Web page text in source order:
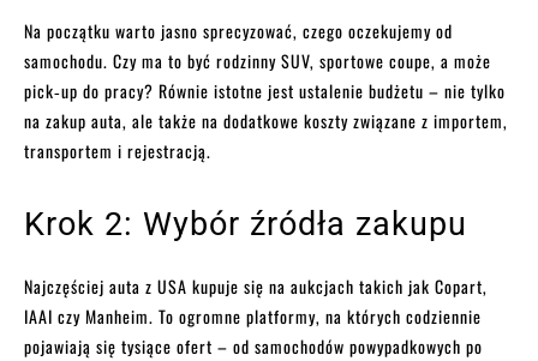
Na początku warto jasno sprecyzować, czego oczekujemy od
samochodu. Czy ma to być rodzinny SUV, sportowe coupe, a może
pick‑up do pracy? Równie istotne jest ustalenie budżetu – nie tylko
na zakup auta, ale także na dodatkowe koszty związane z importem,
transportem i rejestracją.
Krok 2: Wybór źródła zakupu
Najczęściej auta z USA kupuje się na aukcjach takich jak Copart,
IAAI czy Manheim. To ogromne platformy, na których codziennie
pojawiają się tysiące ofert – od samochodów powypadkowych po